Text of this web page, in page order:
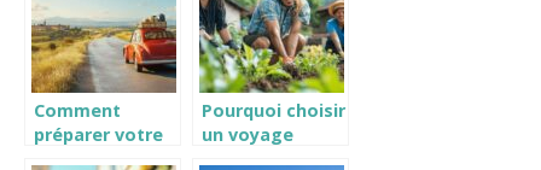
Comment
préparer votre
Pourquoi choisir
un voyage